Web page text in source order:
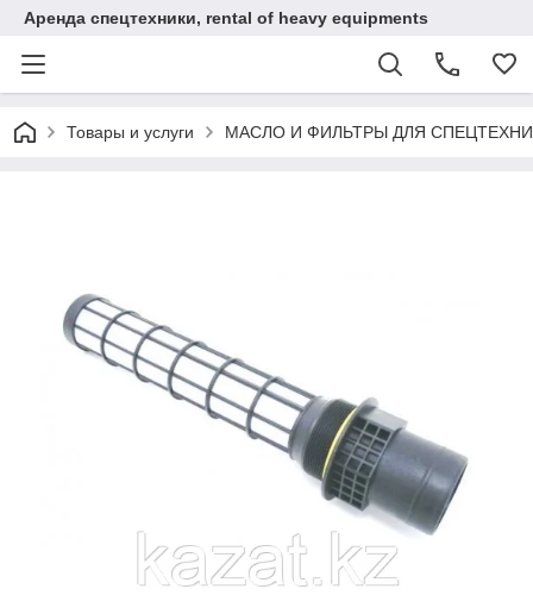
Аренда спецтехники, rental of heavy equipments
Товары и услуги МАСЛО И ФИЛЬТРЫ ДЛЯ